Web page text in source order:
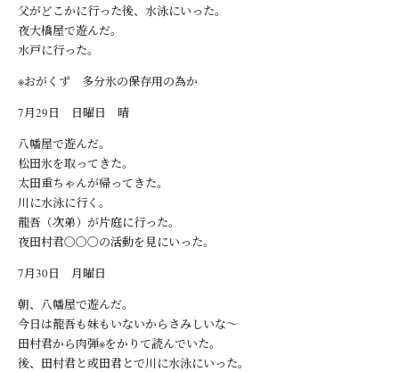
父がどこかに行った後、水泳にいった。
夜大橋屋で遊んだ。
水戸に行った。
※おがくず 多分氷の保存用の為か
7月29日 日曜日 晴
八幡屋で遊んだ。
松田氷を取ってきた。
太田重ちゃんが帰ってきた。
川に水泳に行く。
龍吾（次弟）が片庭に行った。
夜田村君〇〇〇の活動を見にいった。
7月30日 月曜日
朝、八幡屋で遊んだ。
今日は龍吾も妹もいないからさみしいな～
田村君から肉弾※をかりて読んでいた。
後、田村君と或田君とで川に水泳にいった。